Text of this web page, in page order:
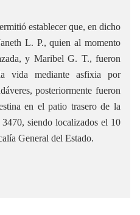
establecer que, en dicho
L. P., quien al momento
y Maribel G. T., fueron
vida mediante asfixia por
posteriormente fueron
en el patio trasero de la
siendo localizados el 10
General del Estado.